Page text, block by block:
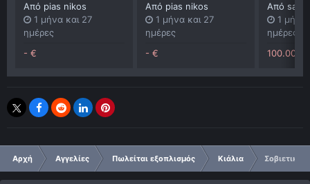
Από pias nikos
1 μήνα και 27
ημέρες
- €
Από pias nikos
1 μήνα και 27
ημέρες
- €
Από
1 μήνα
ημέρες
100.00
Αρχή Αγγελίες Πωλείται εξοπλισμός Κιάλια Σοβιετικά